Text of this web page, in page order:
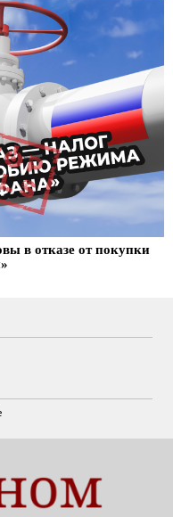
в отказе от покупки